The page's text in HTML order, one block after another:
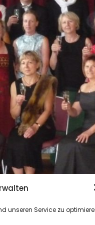
unseren Service zu